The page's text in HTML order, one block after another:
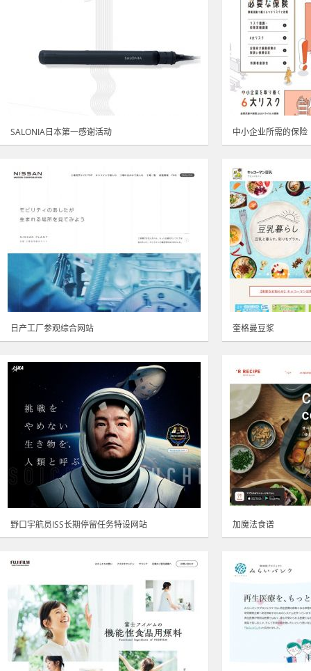
SALONIA日本第一感谢活动 中小企业所需的保险
日产工厂参观综合网站 奎格曼豆浆
野口宇航员ISS长期停留任务特设网站 加魔法食谱